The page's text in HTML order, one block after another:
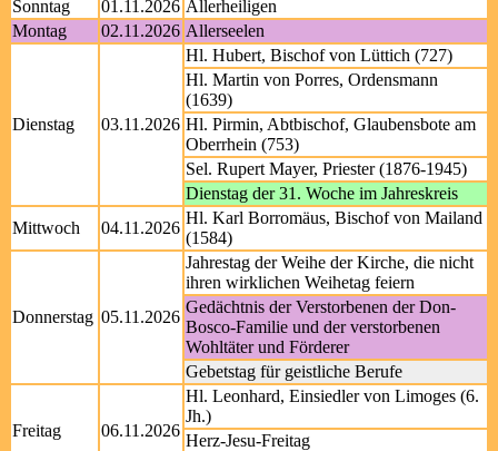
Sonntag
01.11.2026 Allerheiligen
Montag
02.11.2026 Allerseelen
Dienstag 03.11.2026
Hl. Hubert, Bischof von Lüttich (727)
Hl. Martin von Porres, Ordensmann
(1639)
Hl. Pirmin, Abtbischof, Glaubensbote am
Oberrhein (753)
Sel. Rupert Mayer, Priester (1876-1945)
Dienstag der 31. Woche im Jahreskreis
Mittwoch
04.11.2026
Hl. Karl Borromäus, Bischof von Mailand
(1584)
Donnerstag 05.11.2026
Jahrestag der Weihe der Kirche, die nicht
ihren wirklichen Weihetag feiern
Gedächtnis der Verstorbenen der Don-
Bosco-Familie und der verstorbenen
Wohltäter und Förderer
Gebetstag für geistliche Berufe
Freitag 06.11.2026
Hl. Leonhard, Einsiedler von Limoges (6.
Jh.)
Herz-Jesu-Freitag